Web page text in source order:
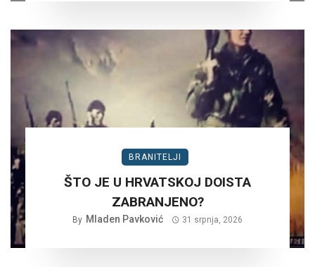
BRANITELJI
ŠTO JE U HRVATSKOJ DOISTA
ZABRANJENO?
By Mladen Pavković 31 srpnja, 2026